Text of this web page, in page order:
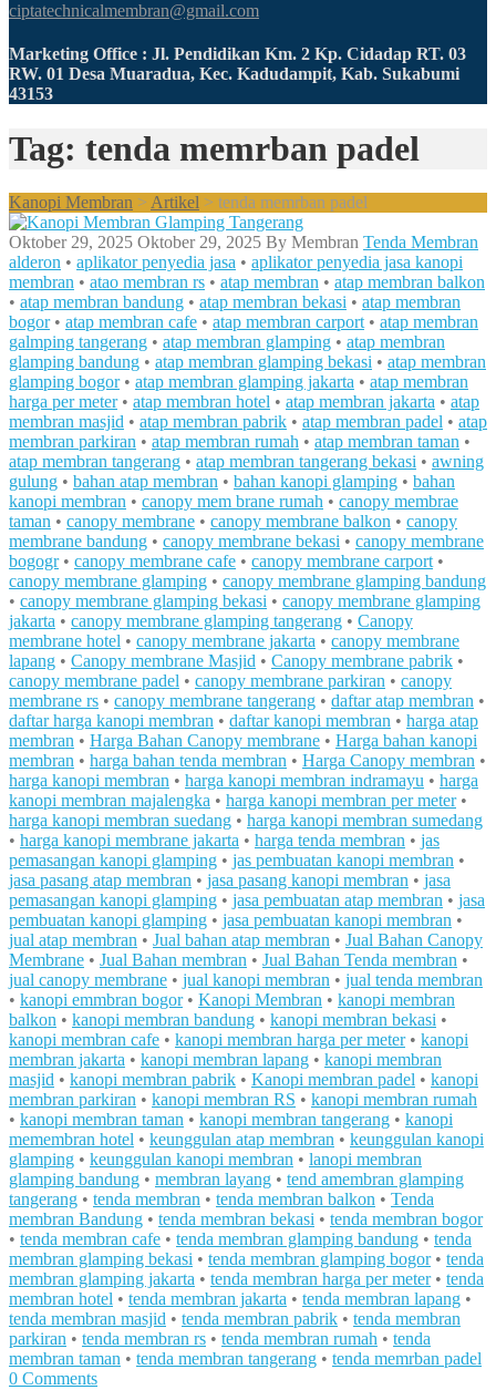
ciptatechnicalmembran@gmail.com
Marketing Office : Jl. Pendidikan Km. 2 Kp. Cidadap RT. 03
RW. 01 Desa Muaradua, Kec. Kadudampit, Kab. Sukabumi
43153
Tag: tenda memrban padel
Kanopi Membran > Artikel > tenda memrban padel
Oktober 29, 2025 Oktober 29, 2025 By Membran Tenda Membran
alderon • aplikator penyedia jasa • aplikator penyedia jasa kanopi
membran • atao membran rs • atap membran • atap membran balkon
• atap membran bandung • atap membran bekasi • atap membran
bogor• atap membran cafe • atap membran carport • atap membran
galmping tangerang • atap membran glamping • atap membran
glamping bandung • atap membran glamping bekasi • atap membran
glamping bogor• atap membran glamping jakarta • atap membran
harga per meter• atap membran hotel • atap membran jakarta • atap
membran masjid • atap membran pabrik • atap membran padel • atap
membran parkiran • atap membran rumah • atap membran taman •
atap membran tangerang • atap membran tangerang bekasi • awning
gulung • bahan atap membran • bahan kanopi glamping • bahan
kanopi membran • canopy mem brane rumah • canopy membrae
taman • canopy membrane • canopy membrane balkon • canopy
membrane bandung • canopy membrane bekasi • canopy membrane
bogogr• canopy membrane cafe • canopy membrane carport •
canopy membrane glamping • canopy membrane glamping bandung
• canopy membrane glamping bekasi • canopy membrane glamping
jakarta • canopy membrane glamping tangerang • Canopy
membrane hotel • canopy membrane jakarta • canopy membrane
lapang • Canopy membrane Masjid • Canopy membrane pabrik •
canopy membrane padel • canopy membrane parkiran • canopy
membrane rs • canopy membrane tangerang • daftar atap membran •
daftar harga kanopi membran • daftar kanopi membran • harga atap
membran • Harga Bahan Canopy membrane • Harga bahan kanopi
membran • harga bahan tenda membran • Harga Canopy membran •
harga kanopi membran • harga kanopi membran indramayu • harga
kanopi membran majalengka • harga kanopi membran per meter•
harga kanopi membran suedang • harga kanopi membran sumedang
• harga kanopi membrane jakarta • harga tenda membran • jas
pemasangan kanopi glamping • jas pembuatan kanopi membran •
jasa pasang atap membran • jasa pasang kanopi membran • jasa
pemasangan kanopi glamping • jasa pembuatan atap membran • jasa
pembuatan kanopi glamping • jasa pembuatan kanopi membran •
jual atap membran • Jual bahan atap membran • Jual Bahan Canopy
Membrane • Jual Bahan membran • Jual Bahan Tenda membran •
jual canopy membrane • jual kanopi membran • jual tenda membran
• kanopi emmbran bogor• Kanopi Membran • kanopi membran
balkon • kanopi membran bandung • kanopi membran bekasi •
kanopi membran cafe • kanopi membran harga per meter• kanopi
membran jakarta • kanopi membran lapang • kanopi membran
masjid • kanopi membran pabrik • Kanopi membran padel • kanopi
membran parkiran • kanopi membran RS • kanopi membran rumah
• kanopi membran taman • kanopi membran tangerang • kanopi
memembran hotel • keunggulan atap membran • keunggulan kanopi
glamping • keunggulan kanopi membran • lanopi membran
glamping bandung • membran layang • tend amembran glamping
tangerang • tenda membran • tenda membran balkon • Tenda
membran Bandung • tenda membran bekasi • tenda membran bogor
• tenda membran cafe • tenda membran glamping bandung • tenda
membran glamping bekasi • tenda membran glamping bogor• tenda
membran glamping jakarta • tenda membran harga per meter• tenda
membran hotel • tenda membran jakarta • tenda membran lapang •
tenda membran masjid • tenda membran pabrik • tenda membran
parkiran • tenda membran rs • tenda membran rumah • tenda
membran taman • tenda membran tangerang • tenda memrban padel
0 Comments